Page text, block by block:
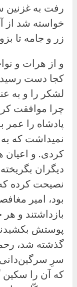
رفت به غزنین
خواسته شد از
زر و جامه تا
و از هرات و
کجا دست رسید،
لشکر را و به
چرا موافقت
پادشاه را
نمیداشت که
کردی. و
دیگران
نصیحت کرده
بود، امیر
بازداشتند و
پوستش
گذشته شد،
سرِ
که آن را سکین